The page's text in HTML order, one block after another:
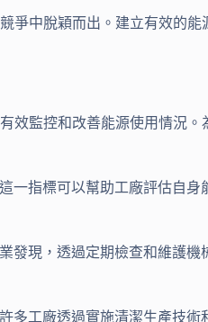
爭中脫穎而出。建立有效的
效監控和改善能源使用情況
指標可以幫助工廠評估自
現，透過定期檢查和維護
工廠透過實施清潔生產技